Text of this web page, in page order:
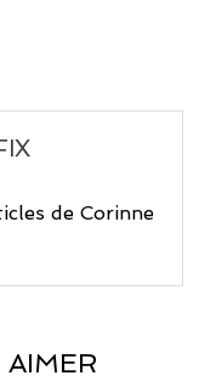
de Corinne